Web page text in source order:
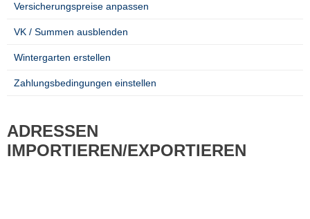
Versicherungspreise anpassen
VK / Summen ausblenden
Wintergarten erstellen
Zahlungsbedingungen einstellen
ADRESSEN
IMPORTIEREN/EXPORTIEREN